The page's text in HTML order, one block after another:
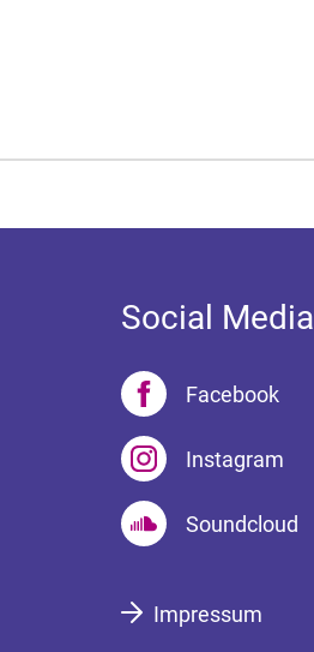
Social Media
Facebook
Instagram
Soundcloud
Impressum